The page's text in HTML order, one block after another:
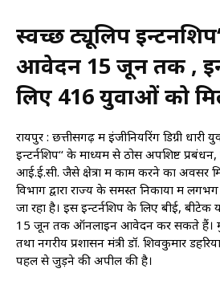
स्वच्छ ट्यूलिप
आवेदन 15 जून तक ,
लिए 416 युवाओं को
रायपुर : छत्तीसगढ़ में इंजीनियरिंग डिग्री
इन्टर्नशिप‘‘ के माध्यम से ठोस अपशिष्ट
आई.ई.सी. जैसे क्षेत्रों में काम करने का अवसर
विभाग द्वारा राज्य के समस्त निकायों में
जा रहा है। इस इन्टर्नशिप के लिए बीई, बीटेक
15 जून तक ऑनलाइन आवेदन कर सकते हैं।
तथा नगरीय प्रशासन मंत्री डॉ. शिवकुमार
पहल से जुड़ने की अपील की है।